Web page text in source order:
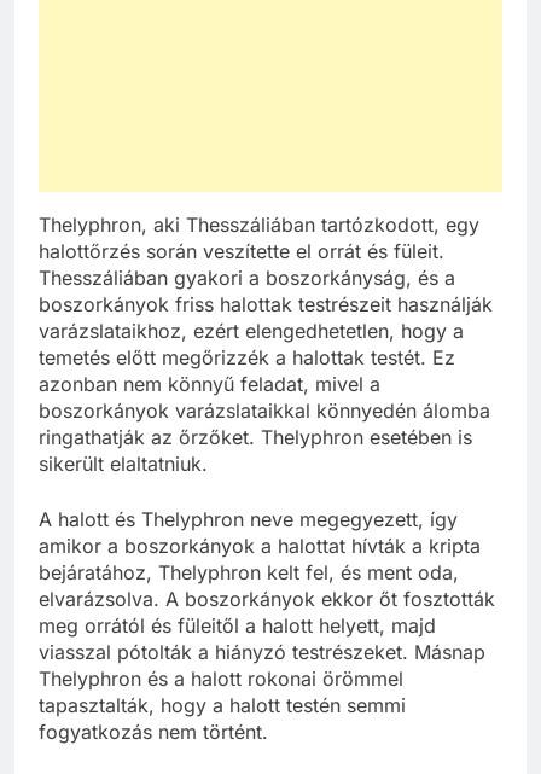
Thelyphron, aki Thesszáliában tartózkodott, egy
halottőrzés során veszítette el orrát és füleit.
Thesszáliában gyakori a boszorkányság, és a
boszorkányok friss halottak testrészeit használják
varázslataikhoz, ezért elengedhetetlen, hogy a
temetés előtt megőrizzék a halottak testét. Ez
azonban nem könnyű feladat, mivel a
boszorkányok varázslataikkal könnyedén álomba
ringathatják az őrzőket. Thelyphron esetében is
sikerült elaltatniuk.
A halott és Thelyphron neve megegyezett, így
amikor a boszorkányok a halottat hívták a kripta
bejáratához, Thelyphron kelt fel, és ment oda,
elvarázsolva. A boszorkányok ekkor őt fosztották
meg orrától és füleitől a halott helyett, majd
viasszal pótolták a hiányzó testrészeket. Másnap
Thelyphron és a halott rokonai örömmel
tapasztalták, hogy a halott testén semmi
fogyatkozás nem történt.